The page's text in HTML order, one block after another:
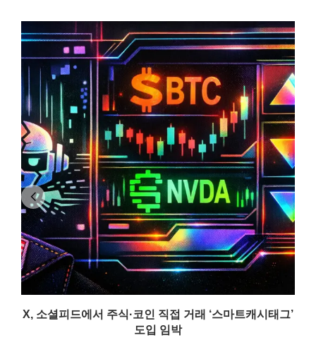
X, 소셜피드에서 주식·코인 직접 거래 ‘스마트캐시태그’
도입 임박